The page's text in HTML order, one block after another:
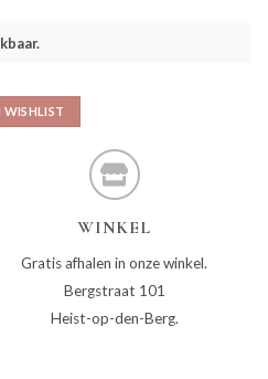
WISHLIST
WINKEL
Gratis afhalen in onze winkel.
Bergstraat 101
Heist-op-den-Berg.